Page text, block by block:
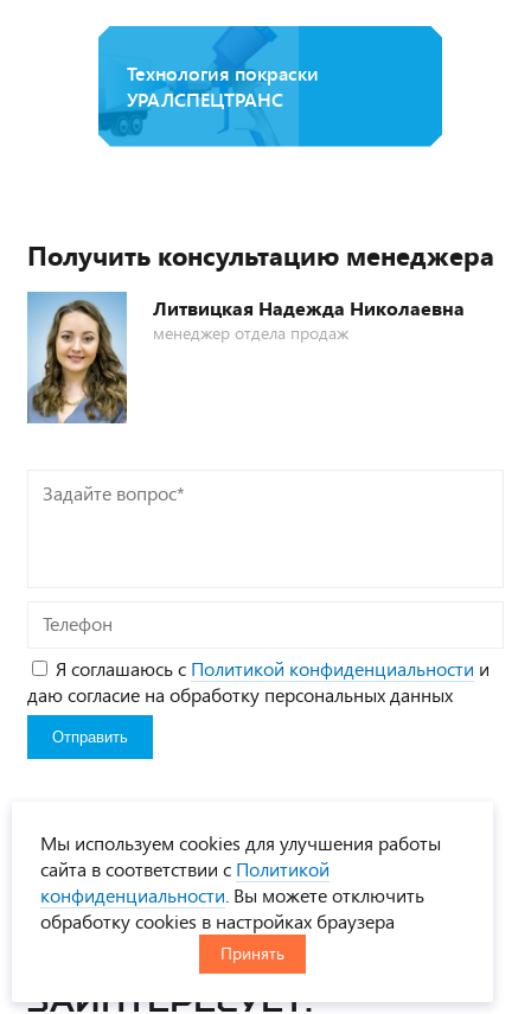
Технология покраски
УРАЛСПЕЦТРАНС
Получить консультацию менеджера
Литвицкая Надежда Николаевна
менеджер отдела продаж
Задайте
Телефон
Я соглашаюсь с Политикой конфиденциальности и
даю согласие на обработку персональных данных
Поделиться:
Вас также
заинтересует:
Мы используем cookies для улучшения работы
сайта в соответствии с Политикой
конфиденциальности . Вы можете отключить
обработку cookies в настройках браузера
Принять